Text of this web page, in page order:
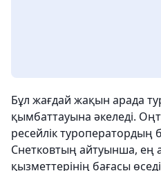
Бұл жағдай жақын арада
қымбаттауына әкеледі.
ресейлік туроператордың
Снетковтың айтуынша, ең
қызметтерінің бағасы